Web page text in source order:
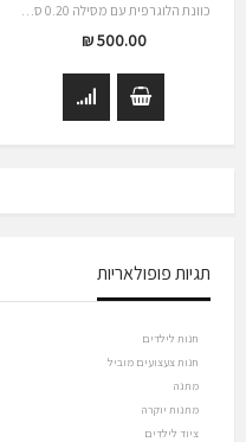
500.00 ₪
תגיות פופולאריות
חנות לילדים
חנות צעצועים מוביל
מתנה
מתנות יוקרה
ציוד לילדים